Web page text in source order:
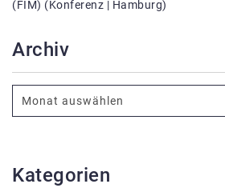
(FIM) (Konferenz | Hamburg)
Archiv
Kategorien